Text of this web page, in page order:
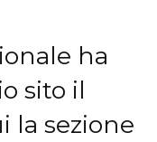
ha
sito il
la sezione